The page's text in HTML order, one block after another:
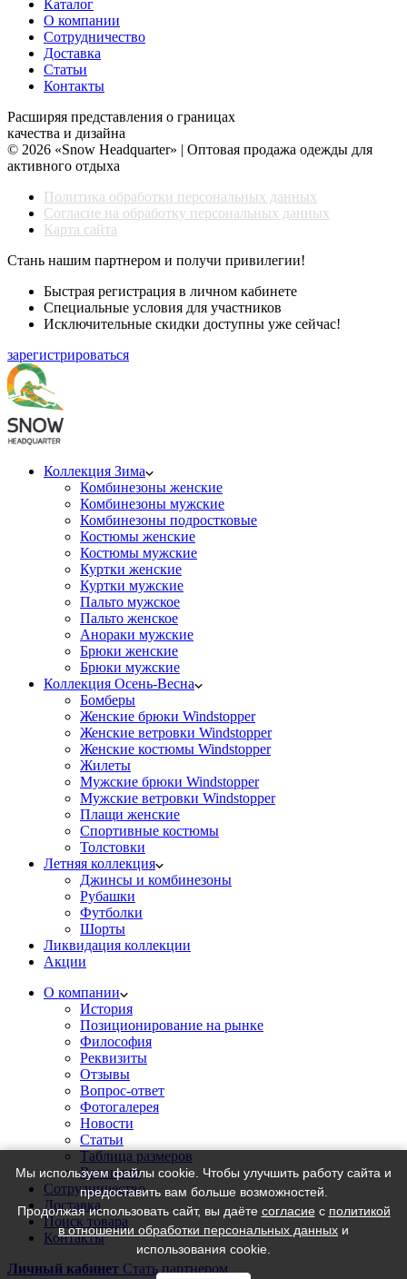
Каталог
О компании
Сотрудничество
Доставка
Статьи
Контакты
Расширяя представления о границах
качества и дизайна
© 2026 «Snow Headquarter» | Оптовая продажа одежды для
активного отдыха
Политика обработки персональных данных
Согласие на обработку персональных данных
Карта сайта
Стань нашим партнером и получи привилегии!
Быстрая регистрация в личном кабинете
Специальные условия для участников
Исключительные скидки доступны уже сейчас!
зарегистрироваться
Коллекция Зима
Комбинезоны женские
Комбинезоны мужские
Комбинезоны подростковые
Костюмы женские
Костюмы мужские
Куртки женские
Куртки мужские
Пальто мужское
Пальто женское
Анораки мужские
Брюки женские
Брюки мужские
Коллекция Осень-Весна
Бомберы
Женские брюки Windstopper
Женские ветровки Windstopper
Женские костюмы Windstopper
Жилеты
Мужские брюки Windstopper
Мужские ветровки Windstopper
Плащи женские
Спортивные костюмы
Толстовки
Летняя коллекция
Джинсы и комбинезоны
Рубашки
Футболки
Шорты
Ликвидация коллекции
Акции
О компании
История
Позиционирование на рынке
Философия
Реквизиты
Отзывы
Вопрос-ответ
Фотогалерея
Новости
Статьи
Таблица размеров
Вакансии
Сотрудничество
Доставка
Поиск товара
Контакты
Личный кабинет Стать партнером
Мы используем файлы cookie. Чтобы улучшить работу сайта и
предоставить вам больше возможностей.
Продолжая использовать сайт, вы даёте согласиес политикой
в отношении обработки персональных данных и
использования cookie.